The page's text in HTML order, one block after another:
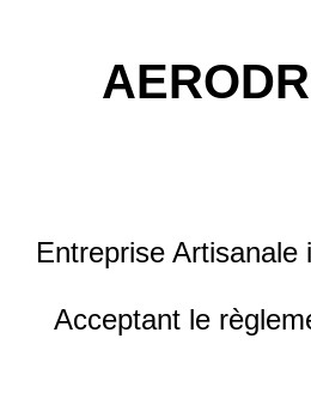
Entreprise
Acceptant le